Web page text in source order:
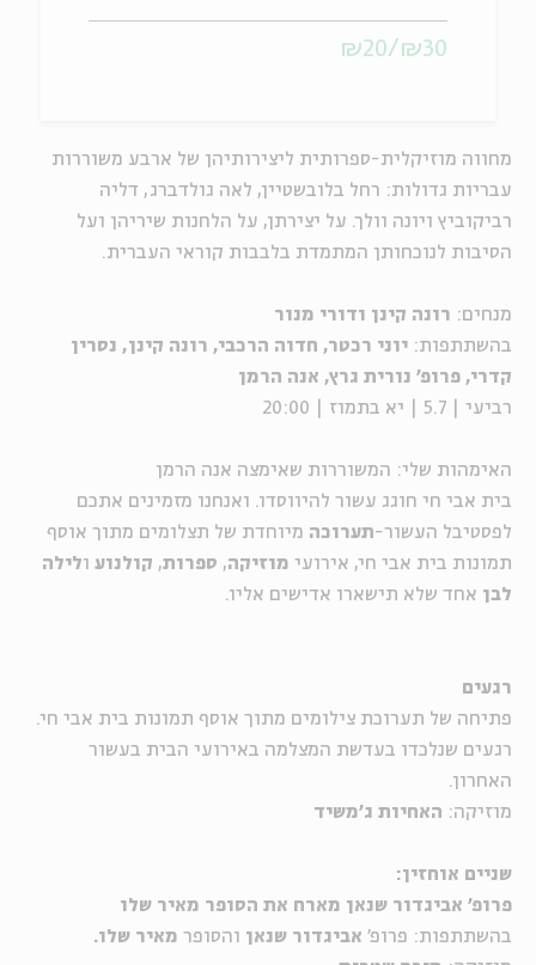
מחווה מוזיקלית-ספרותית ליצירותיהן של ארבע משוררות
עבריות גדולות: רחל בלובשטיין, לאה גולדברג, דליה
רביקוביץ ויונה וולך. על יצירתן, על הלחנות שיריהן ועל
הסיבות לנוכחותן המתמדת בלבבות קוראי העברית.
מנחים: רונה קינן ודורי מנור
בהשתתפות: יוני רכטר, חדוה הרכבי, רונה קינן, נסרין
קדרי, פרופ' נורית גרץ, אנה הרמן
רביעי | 5.7 | יא בתמוז | 20:00
האימהות שלי: המשוררות שאימצה אנה הרמן
בית אבי חי חוגג עשור להיווסדו. ואנחנו מזמינים אתכם
לפסטיבל העשור-תערוכה מיוחדת של תצלומים מתוך אוסף
תמונות בית אבי חי, אירועי מוזיקה, ספרות, קולנוע ולילה
לבן אחד שלא תישארו אדישים אליו.
רגעים
פתיחה של תערוכת צילומים מתוך אוסף תמונות בית אבי חי.
רגעים שנלכדו בעדשת המצלמה באירועי הבית בעשור
האחרון.
מוזיקה: האחיות ג'משיד
שניים אוחזין:
פרופ' אביגדור שנאן מארח את הסופר מאיר שלו
בהשתתפות: פרופ' אביגדור שנאן והסופר מאיר שלו.
₪30/₪20